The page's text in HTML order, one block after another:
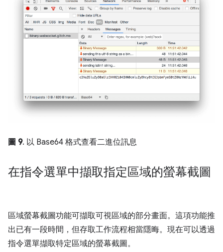
圖 9. 以 Base64 格式查看二進位訊息
在指令選單中擷取指定區域的螢幕截圖
區域螢幕截圖功能可擷取可視區域的部分畫面。這項功能推
出已有一段時間，但存取工作流程相當隱晦。現在可以透過
指令選單擷取特定區域的螢幕截圖。